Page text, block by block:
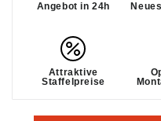
Angebot in 24h
Attraktive
Staffelpreise